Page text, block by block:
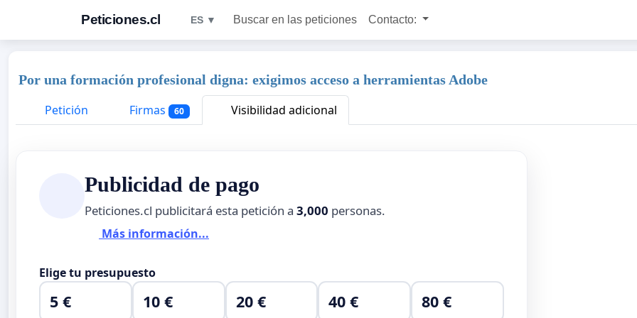
Peticiones.cl ES ▼ Buscar en las peticiones Contacto:
Por una formación profesional digna: exigimos acceso a herramientas Adobe
Petición
Firmas 60 Visibilidad adicional
Publicidad de pago
Peticiones.cl publicitará esta petición a 3,000 personas.
Más información...
Elige tu presupuesto
5 € 10 € 20 € 40 € 80 €